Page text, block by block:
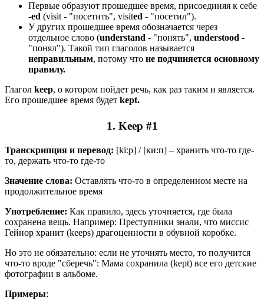
Первые образуют прошедшее время, присоединяя к себе
-ed (visit - "посетить", visited - "посетил").
У других прошедшее время обозначается через
отдельное слово (understand - "понять", understood -
"понял"). Такой тип глаголов называется
неправильным, потому что не подчиняется основному
правилу.
Глагол keep, о котором пойдет речь, как раз таким и является.
Его прошедшее время будет kept.
1. Keep #1
Транскрипция и перевод: [kiːp] / [ки:п] – хранить что-то где-
то, держать что-то где-то
Значение слова: Оставлять что-то в определенном месте на
продолжительное время
Употребление: Как правило, здесь уточняется, где была
сохранена вещь. Например: Преступники знали, что миссис
Гейнор хранит (keeps) драгоценности в обувной коробке.
Но это не обязательно: если не уточнять место, то получится
что-то вроде "сберечь": Мама сохранила (kept) все его детские
фотографии в альбоме.
Примеры: